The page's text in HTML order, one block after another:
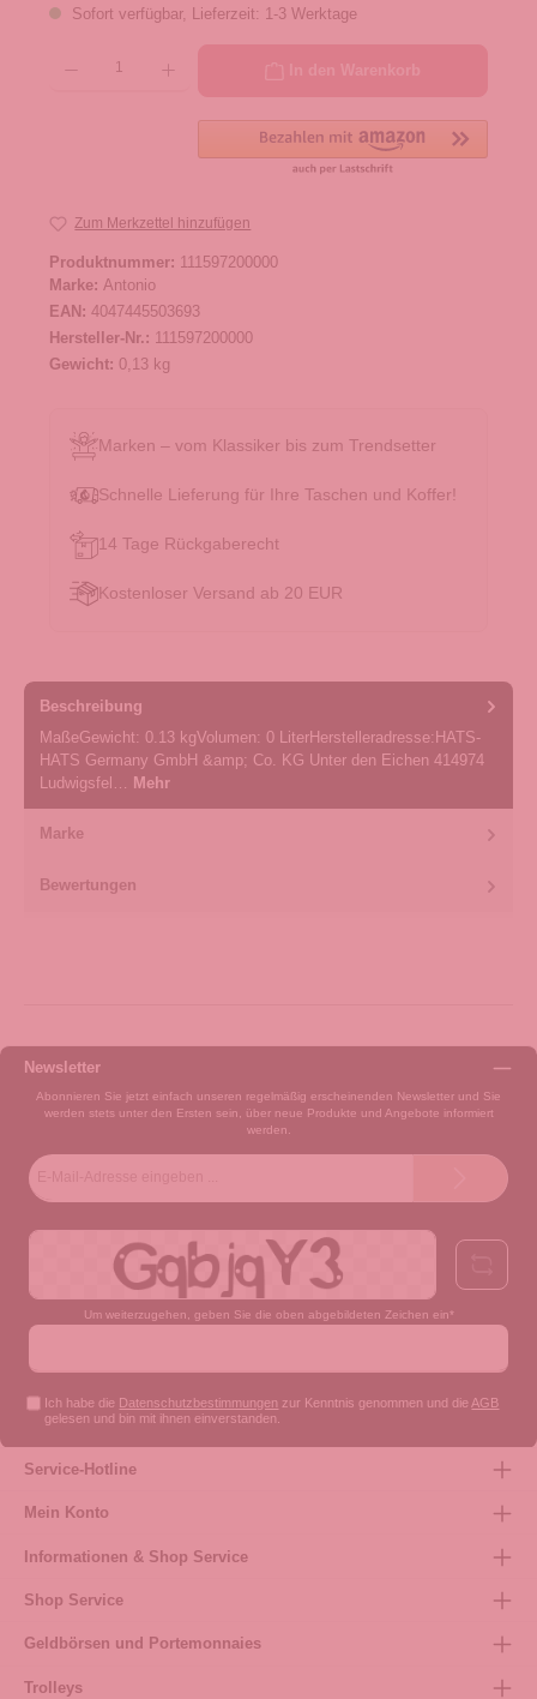
Sofort verfügbar, Lieferzeit: 1-3 Werktage
Zum Merkzettel hinzufügen
Produktnummer: 111597200000
Marke: Antonio
EAN: 4047445503693
Hersteller-Nr.: 111597200000
Gewicht: 0,13 kg
Marken – vom Klassiker bis zum Trendsetter
Schnelle Lieferung für Ihre Taschen und Koffer!
14 Tage Rückgaberecht
Kostenloser Versand ab 20 EUR
Beschreibung
MaßeGewicht: 0.13 kgVolumen: 0 LiterHerstelleradresse:HATS-
HATS Germany GmbH &amp; Co. KG Unter den Eichen 414974
Ludwigsfel… Mehr
Marke
Bewertungen
Newsletter
Abonnieren Sie jetzt einfach unseren regelmäßig erscheinenden Newsletter und Sie
werden stets unter den Ersten sein, über neue Produkte und Angebote informiert
werden.
Um weiterzugehen, geben Sie die oben abgebildeten Zeichen ein*
Ich habe die Datenschutzbestimmungen zur Kenntnis genommen und die AGB
gelesen und bin mit ihnen einverstanden.
Service-Hotline
Mein Konto
Informationen & Shop Service
Shop Service
Geldbörsen und Portemonnaies
Trolleys